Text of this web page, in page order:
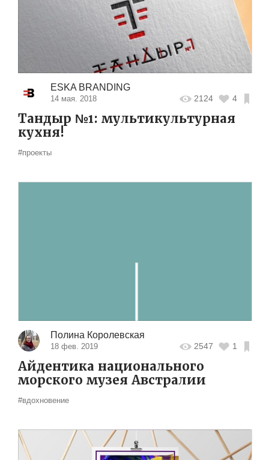
ESKA BRANDING
14 мая. 2018 2124 4
Тандыр №1: мультикультурная
кухня!
#проекты
Полина Королевская
18 фев. 2019 2547 1
Айдентика национального
морского музея Австралии
#вдохновение